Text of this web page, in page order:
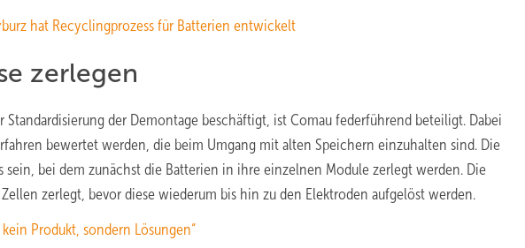
hat Recyclingprozess für Batterien entwickelt
zerlegen
der Demontage beschäftigt, ist Comau federführend beteiligt. Dabei
bewertet werden, die beim Umgang mit alten Speichern einzuhalten sind. Die
bei dem zunächst die Batterien in ihre einzelnen Module zerlegt werden. Die
zerlegt, bevor diese wiederum bis hin zu den Elektroden aufgelöst werden.
Produkt, sondern Lösungen“